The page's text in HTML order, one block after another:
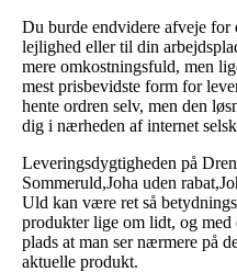
Du burde endvidere afveje
lejlighed eller til din
mere omkostningsfuld, men
mest prisbevidste form for
hente ordren selv, men den
dig i nærheden af internet
Leveringsdygtigheden på
Sommeruld,Joha uden
Uld kan være ret så
produkter lige om lidt, og med
plads at man ser nærmere på
aktuelle produkt.